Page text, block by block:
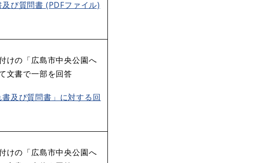
び質問書 (PDFファイル)
けの「広島市中央公園へ
文書で一部を回答
及び質問書」に対する回
けの「広島市中央公園へ